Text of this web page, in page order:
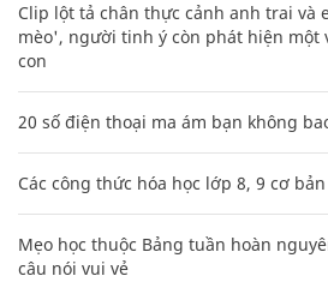
Clip lột tả chân thực cảnh anh trai và
mèo', người tinh ý còn phát hiện một
con
20 số điện thoại ma ám bạn không
Các công thức hóa học lớp 8, 9 cơ
Mẹo học thuộc Bảng tuần hoàn
câu nói vui vẻ